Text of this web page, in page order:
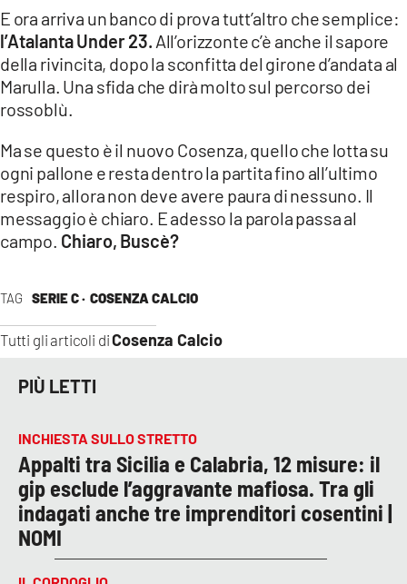
TAG SERIE C · COSENZA CALCIO
Tutti gli articoli diCosenza Calcio
E ora arriva un banco di prova tutt’altro che semplice:
l’Atalanta Under 23. All’orizzonte c’è anche il sapore
della rivincita, dopo la sconfitta del girone d’andata al
Marulla. Una sfida che dirà molto sul percorso dei
rossoblù.
Ma se questo è il nuovo Cosenza, quello che lotta su
ogni pallone e resta dentro la partita fino all’ultimo
respiro, allora non deve avere paura di nessuno. Il
messaggio è chiaro. E adesso la parola passa al
campo. Chiaro, Buscè?
PIÙ LETTI
INCHIESTA SULLO STRETTO
Appalti tra Sicilia e Calabria, 12 misure: il
gip esclude l’aggravante mafiosa. Tra gli
indagati anche tre imprenditori cosentini |
NOMI